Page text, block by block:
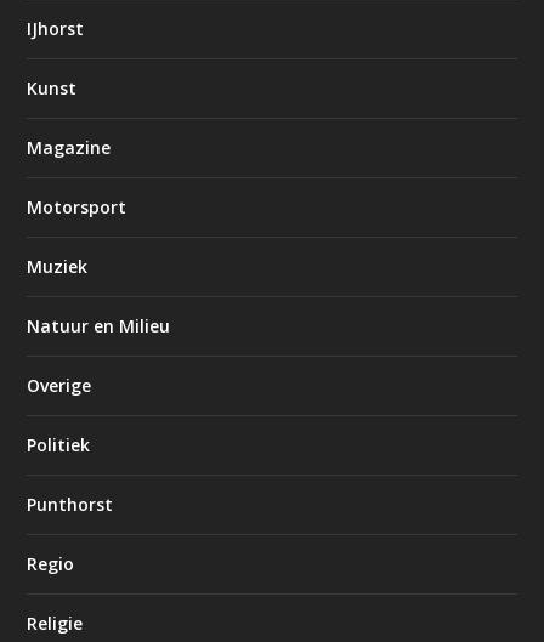
IJhorst
Kunst
Magazine
Motorsport
Muziek
Natuur en Milieu
Overige
Politiek
Punthorst
Regio
Religie